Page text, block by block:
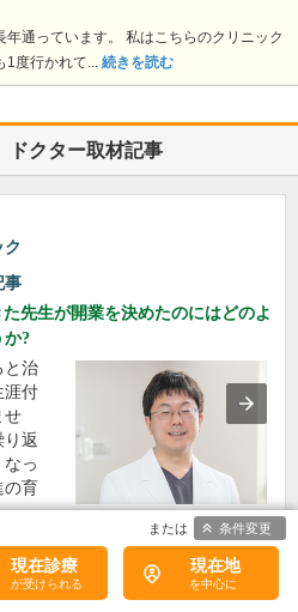
通っています。 私はこちらのクリニック
1度行かれて... 続きを読む
ドクター取材記事
事
先生が開業を決めたのにはどのよ
か?
と治
涯付
せ
返
っ
の育
>>記事全文を読む
現在診療 現在地
条件変更